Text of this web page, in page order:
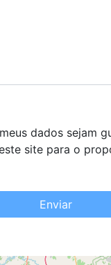
dados sejam
site para o
Enviar